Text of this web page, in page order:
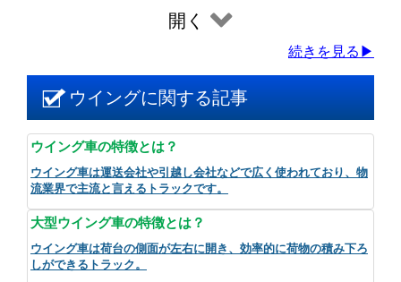
開く
続きを見る▶
ウイングに関する記事
ウイング車の特徴とは？
ウイング車は運送会社や引越し会社などで広く使われており、物
流業界で主流と言えるトラックです。
大型ウイング車の特徴とは？
ウイング車は荷台の側面が左右に開き、効率的に荷物の積み下ろ
しができるトラック。